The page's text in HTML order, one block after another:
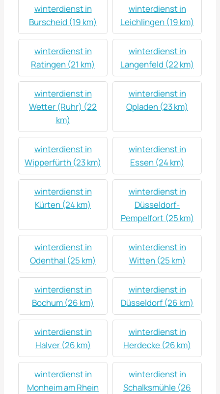
winterdienst in
Burscheid (19 km)
winterdienst in
Leichlingen (19 km)
winterdienst in
Ratingen (21 km)
winterdienst in
Langenfeld (22 km)
winterdienst in
Wetter (Ruhr) (22
km)
winterdienst in
Opladen (23 km)
winterdienst in
Wipperfürth (23 km)
winterdienst in
Essen (24 km)
winterdienst in
Kürten (24 km)
winterdienst in
Düsseldorf-
Pempelfort (25 km)
winterdienst in
Odenthal (25 km)
winterdienst in
Witten (25 km)
winterdienst in
Bochum (26 km)
winterdienst in
Düsseldorf (26 km)
winterdienst in
Halver (26 km)
winterdienst in
Herdecke (26 km)
winterdienst in
Monheim am Rhein
winterdienst in
Schalksmühle (26